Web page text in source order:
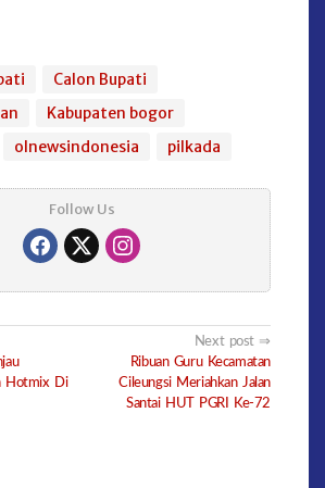
Calon Bupati
Kabupaten bogor
olnewsindonesia pilkada
Follow Us
Hotmix Di
Next post
Ribuan Guru Kecamatan
Cileungsi Meriahkan Jalan
Santai HUT PGRI Ke-72